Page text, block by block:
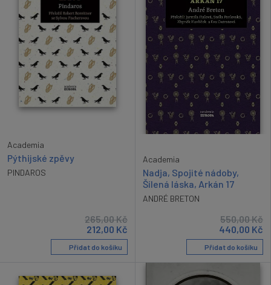
Academia
Pýthijské zpěvy
PINDAROS
265,00Kč
212,00 Kč
Přidat do košíku
Academia
Nadja, Spojité nádoby,
Šílená láska, Arkán 17
ANDRÉ BRETON
550,00Kč
440,00 Kč
Přidat do košíku